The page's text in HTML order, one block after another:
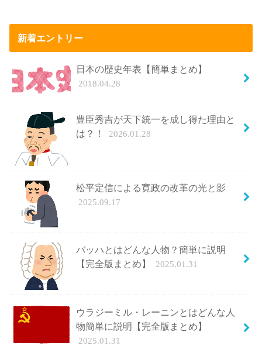
新着エントリー
日本の歴史年表【簡単まとめ】
2018.04.28
豊臣秀吉が天下統一を成し得た理由と
は？！
2026.01.28
松平定信による寛政の改革の光と影
2025.09.17
バッハとはどんな人物？簡単に説明
【完全版まとめ】
2025.01.31
ウラジーミル・レーニンとはどんな人
物簡単に説明【完全版まとめ】
2025.01.31